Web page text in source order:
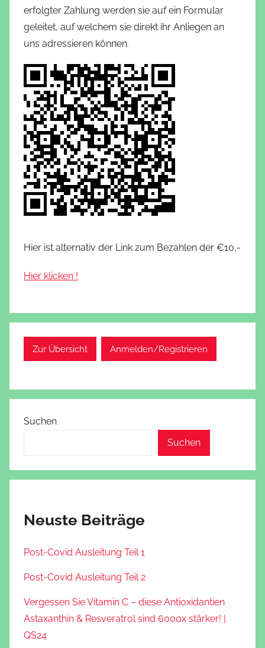
erfolgter Zahlung werden sie auf ein Formular
geleitet, auf welchem sie direkt ihr Anliegen an
uns adressieren können.
Hier ist alternativ der Link zum Bezahlen der €10,-
Hier klicken !
Zur Übersicht Anmelden/Registrieren
Suchen
Suchen
Neuste Beiträge
Post-Covid Ausleitung Teil 1
Post-Covid Ausleitung Teil 2
Vergessen Sie Vitamin C – diese Antioxidantien
Astaxanthin & Resveratrol sind 6000x stärker! |
QS24